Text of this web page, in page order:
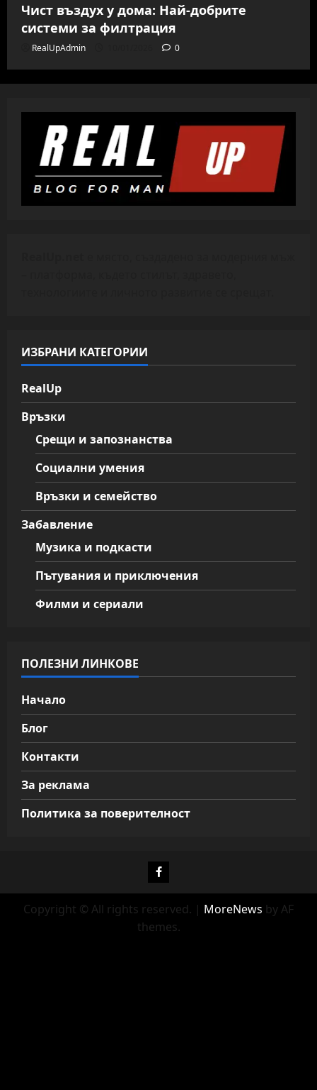
Чист въздух у дома: Най-добрите
системи за филтрация
RealUpAdmin 0
ИЗБРАНИ КАТЕГОРИИ
RealUp
Връзки
Срещи и запознанства
Социални умения
Връзки и семейство
Забавление
Музика и подкасти
Пътувания и приключения
Филми и сериали
ПОЛЕЗНИ ЛИНКОВЕ
Начало
Блог
Контакти
За реклама
Политика за поверителност
Фейсбук
Copyright © All rights reserved. | MoreNews by AF
themes.